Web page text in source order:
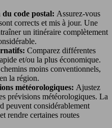
code postal: Assurez-vous
corrects et mis à jour. Une
un itinéraire complètement
Comparez différentes
et/ou la plus économique.
moins conventionnels,
la région.
météorologiques: Ajustez
prévisions météorologiques. La
peuvent considérablement
rendre certaines routes